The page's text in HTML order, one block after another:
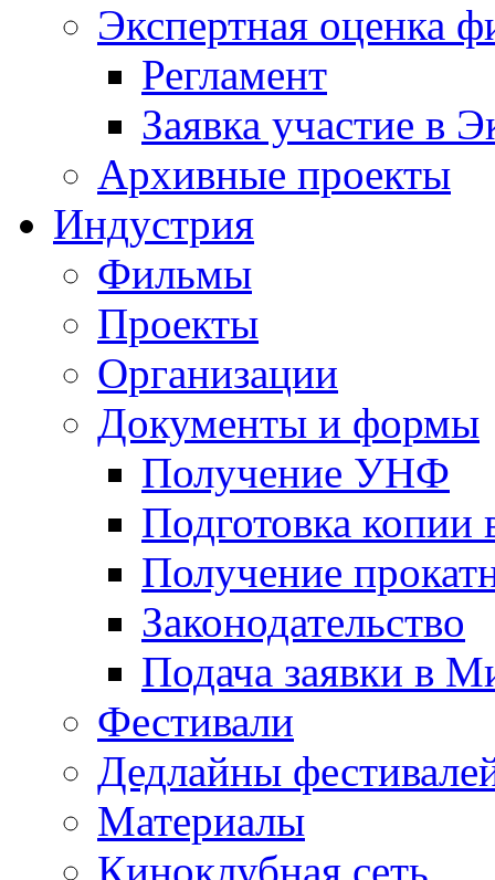
Экспертная оценка
Регламент
Заявка участие в
Архивные проекты
Индустрия
Фильмы
Проекты
Организации
Документы и формы
Получение УНФ
Подготовка копии
Получение
Законодательство
Подача заявки в
Фестивали
Дедлайны
Материалы